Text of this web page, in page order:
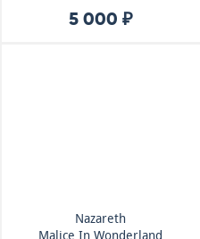
5 000 ₽
Nazareth
Malice In Wonderland